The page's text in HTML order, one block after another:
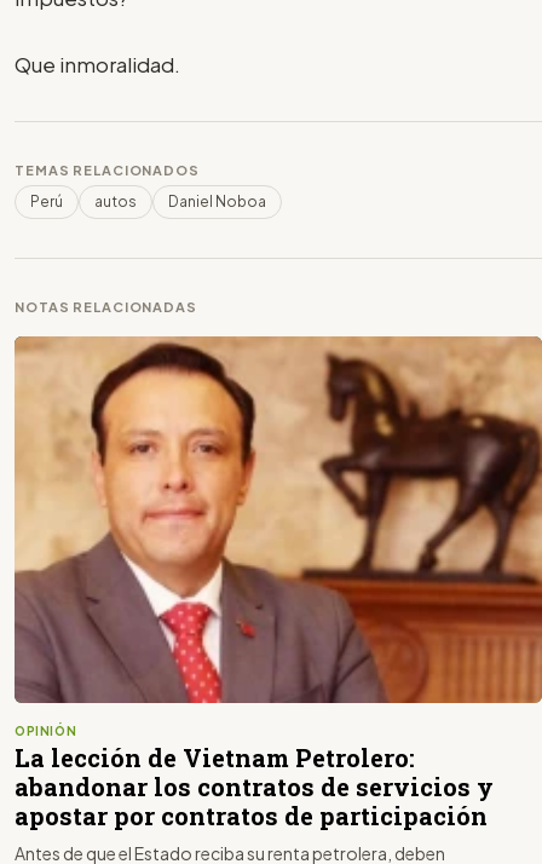
Que inmoralidad.
TEMAS RELACIONADOS
Perú autos Daniel Noboa
NOTAS RELACIONADAS
OPINIÓN
La lección de Vietnam Petrolero:
abandonar los contratos de servicios y
apostar por contratos de participación
Antes de que el Estado reciba su renta petrolera, deben